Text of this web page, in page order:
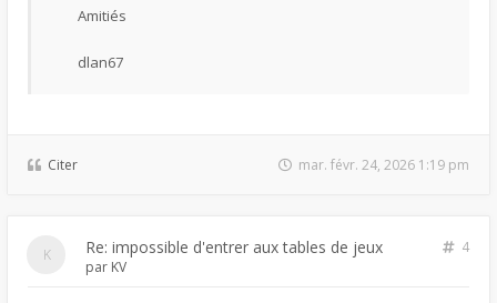
Amitiés
dlan67
Citer mar. févr. 24, 2026 1:19 pm
Re: impossible d'entrer aux tables de jeux
4
par KV